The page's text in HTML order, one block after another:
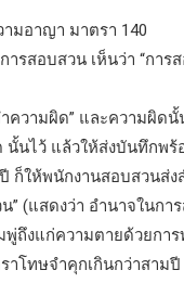
มอาญา มาตรา 140
รสอบสวน เห็นว่า “การ
ความผิด” และความผิด
นั้นไว้ แล้วให้ส่งบันทึก
ก็ให้พนักงานสอบสวน
” (แสดงว่า อำนาจในก
ถึงแก่ความตายด้วยกา
โทษจำคุกเกินกว่าสาม